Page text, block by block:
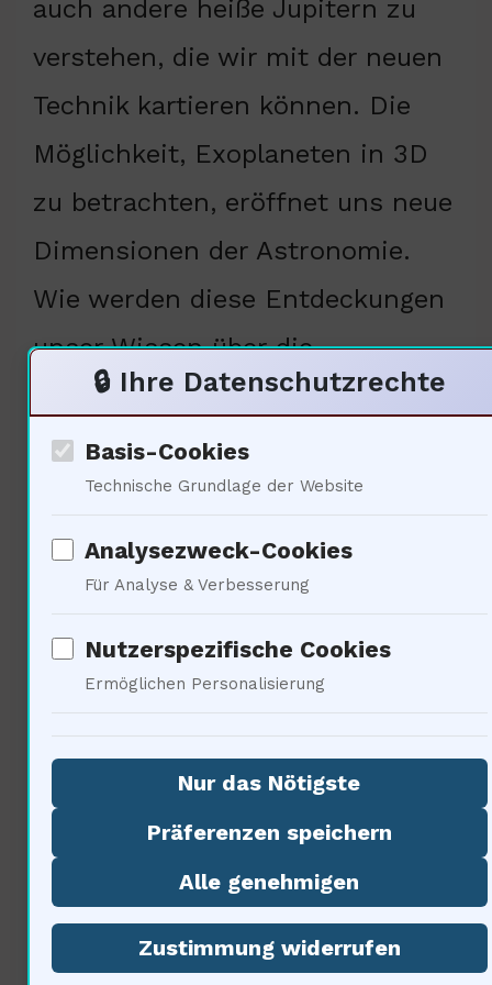
auch andere heiße Jupitern zu
verstehen, die wir mit der neuen
Technik kartieren können. Die
Möglichkeit, Exoplaneten in 3D
zu betrachten, eröffnet uns neue
Dimensionen der Astronomie.
Wie werden diese Entdeckungen
unser Wissen über die
Entstehung von
Planetensystemen beeinflussen?
Philosophische
Betrachtungen über das
Universum
Die Entdeckungen über WASP-18
b werfen grundlegende Fragen
🔒 Ihre Datenschutzrechte
Basis-Cookies
Technische Grundlage der Website
Analysezweck-Cookies
Für Analyse & Verbesserung
Nutzerspezifische Cookies
Ermöglichen Personalisierung
Nur das Nötigste
Präferenzen speichern
Alle genehmigen
Zustimmung widerrufen